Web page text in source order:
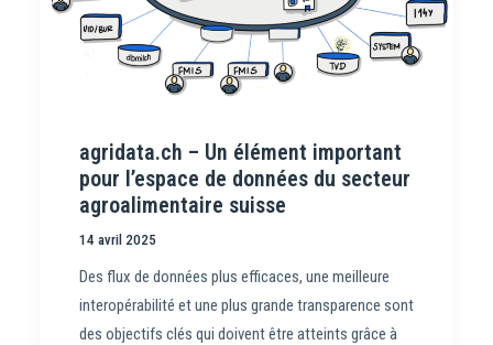
agridata.ch – Un élément important
pour l’espace de données du secteur
agroalimentaire suisse
14 avril 2025
Des flux de données plus efficaces, une meilleure
interopérabilité et une plus grande transparence sont
des objectifs clés qui doivent être atteints grâce à